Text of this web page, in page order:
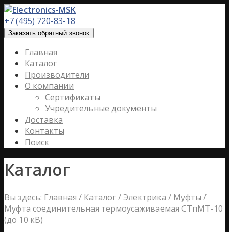
+7 (495) 720-83-18
Заказать обратный звонок
Главная
Каталог
Производители
О компании
Сертификаты
Учредительные документы
Доставка
Контакты
Поиск
Каталог
Вы здесь: Главная / Каталог/ Электрика / Муфты /
Муфта соединительная термоусаживаемая СТпМТ-10
(до 10 кВ)